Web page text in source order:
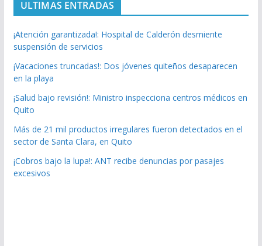
ULTIMAS ENTRADAS
¡Atención garantizada!: Hospital de Calderón desmiente
suspensión de servicios
¡Vacaciones truncadas!: Dos jóvenes quiteños desaparecen
en la playa
¡Salud bajo revisión!: Ministro inspecciona centros médicos en
Quito
Más de 21 mil productos irregulares fueron detectados en el
sector de Santa Clara, en Quito
¡Cobros bajo la lupa!: ANT recibe denuncias por pasajes
excesivos